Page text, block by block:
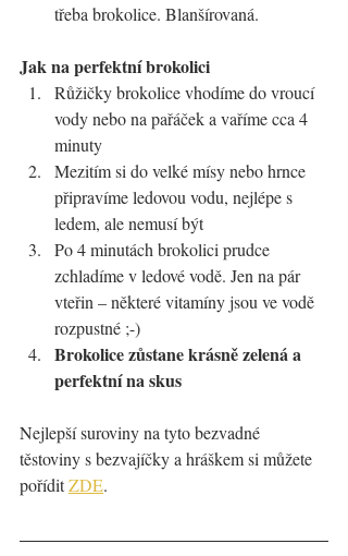
třeba brokolice. Blanšírovaná.
Jak na perfektní brokolici
Růžičky brokolice vhodíme do vroucí
vody nebo na pařáček a vaříme cca 4
minuty
Mezitím si do velké mísy nebo hrnce
připravíme ledovou vodu, nejlépe s
ledem, ale nemusí být
Po 4 minutách brokolici prudce
zchladíme v ledové vodě. Jen na pár
vteřin – některé vitamíny jsou ve vodě
rozpustné ;-)
Brokolice zůstane krásně zelená a
perfektní na skus
Nejlepší suroviny na tyto bezvadné
těstoviny s bezvajíčky a hráškem si můžete
pořídit ZDE.